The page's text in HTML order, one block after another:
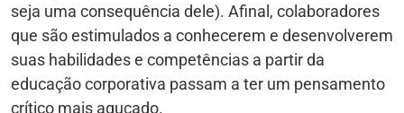
seja uma consequência dele). Afinal, colaboradores
que são estimulados a conhecerem e desenvolverem
suas habilidades e competências a partir da
educação corporativa passam a ter um pensamento
crítico mais aguçado.